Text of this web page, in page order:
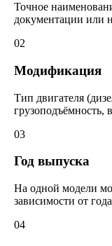
Точное
документации или
02
Модификация
Тип двигателя
грузоподъёмность,
03
Год выпуска
На одной модели
зависимости от
04